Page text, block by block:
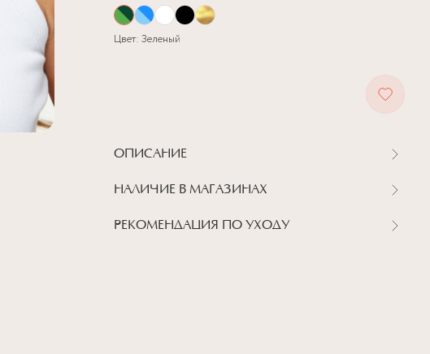
Цвет: Зеленый
ОПИСАНИЕ
НАЛИЧИЕ В МАГАЗИНАХ
РЕКОМЕНДАЦИЯ ПО УХОДУ